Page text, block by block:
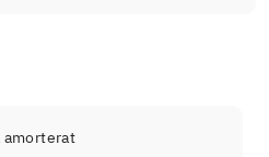
amorterat